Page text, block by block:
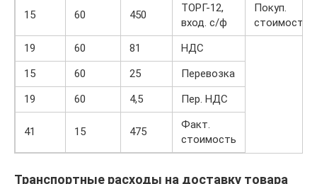
15 60 450
ТОРГ-12,
вход. с/ф
Покуп.
стоимость
19
60 81
НДС
15
60 25
Перевозка
19
60 4,5 Пер. НДС
41 15 475
Факт.
стоимость
Транспортные расходы на доставку товара